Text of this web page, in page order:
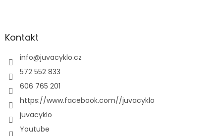
Kontakt
info@juvacyklo.cz
572 552 833
606 765 201
https://www.facebook.com//juvacyklo
juvacyklo
Youtube